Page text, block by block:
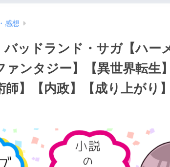
感想
バッドランド・サガ【ハー
ァンタジー】【異世界転生
】【内政】【成り上がり】